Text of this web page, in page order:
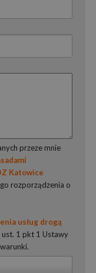
przeze mnie
Katowice
rozporządzenia o
usług drogą
1 pkt 1 Ustawy